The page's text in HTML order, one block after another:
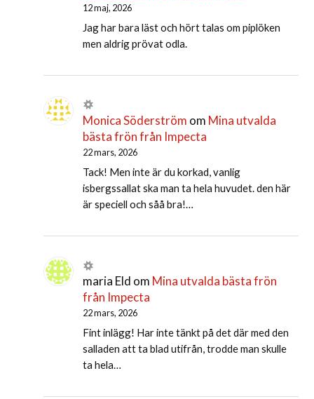
12 maj, 2026
Jag har bara läst och hört talas om piplöken
men aldrig prövat odla.
Monica Söderström om Mina utvalda
bästa frön från Impecta
22 mars, 2026
Tack! Men inte är du korkad, vanlig
isbergssallat ska man ta hela huvudet. den här
är speciell och såå bra!…
maria Eld om Mina utvalda bästa frön
från Impecta
22 mars, 2026
Fint inlägg! Har inte tänkt på det där med den
salladen att ta blad utifrån, trodde man skulle
ta hela…